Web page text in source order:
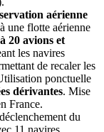
aérienne
une flotte aérienne
20 avions et
les navires
de recaler les
ponctuelle
dérivantes. Mise
France.
du